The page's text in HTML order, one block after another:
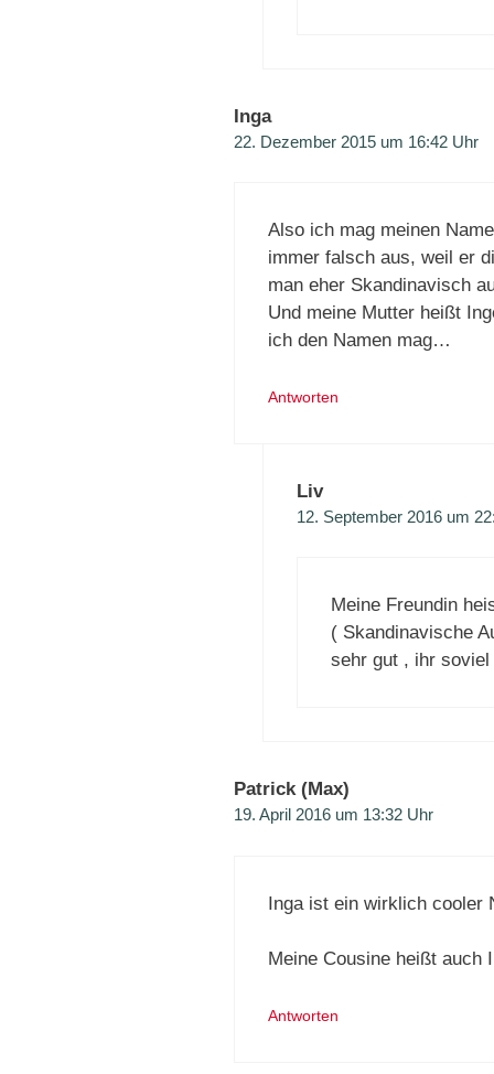
Inga
22. Dezember 2015 um 16:42 Uhr
Also ich mag meinen
immer falsch aus, weil er
man eher Skandinavisch
Und meine Mutter heißt
ich den Namen mag…
Antworten
Liv
12. September 2016 um
Meine Freundin
( Skandinavische
sehr gut , ihr
Patrick (Max)
19. April 2016 um 13:32 Uhr
Inga ist ein wirklich cooler
Meine Cousine heißt auch
Antworten